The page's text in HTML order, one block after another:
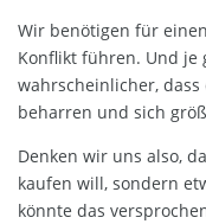
Wir benötigen für
Konflikt führen. Und je
wahrscheinlicher,
beharren und sich
Denken wir uns also,
kaufen will, sondern
könnte das